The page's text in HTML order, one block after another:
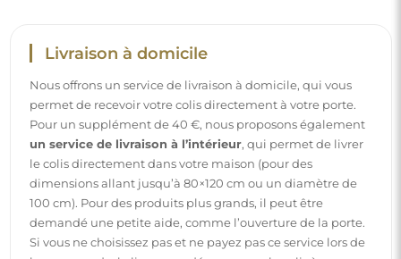
Instructions
Pour rendre le montage et l’utilisation de notre miroir
simples et sans souci, nous avons préparé des instructions
détaillées pour vous. Vous y trouverez toutes les étapes
nécessaires pour un montage correct du miroir, ainsi que
des conseils pour son entretien, nettoyage et
maintenance, afin de profiter de son aspect parfait